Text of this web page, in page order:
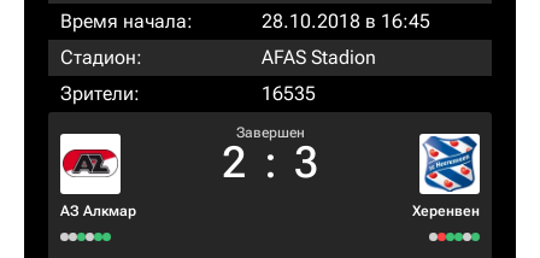
Время начала:
28.10.2018 в 16:45
Стадион:
AFAS Stadion
Зрители:
16535
АЗ Алкмар
Завершен
2 : 3
Херенвен